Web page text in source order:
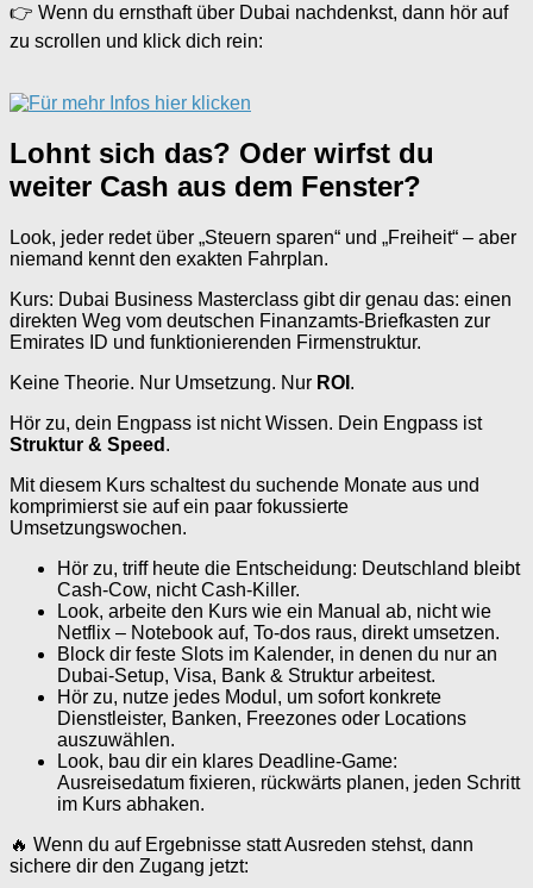
👉 Wenn du ernsthaft über Dubai nachdenkst, dann hör auf
zu scrollen und klick dich rein:
Lohnt sich das? Oder wirfst du
weiter Cash aus dem Fenster?
Look, jeder redet über „Steuern sparen“ und „Freiheit“ – aber
niemand kennt den exakten Fahrplan.
Kurs: Dubai Business Masterclass gibt dir genau das: einen
direkten Weg vom deutschen Finanzamts-Briefkasten zur
Emirates ID und funktionierenden Firmenstruktur.
Keine Theorie. Nur Umsetzung. Nur ROI .
Hör zu, dein Engpass ist nicht Wissen. Dein Engpass ist
Struktur & Speed .
Mit diesem Kurs schaltest du suchende Monate aus und
komprimierst sie auf ein paar fokussierte
Umsetzungswochen.
Hör zu, triff heute die Entscheidung: Deutschland bleibt
Cash-Cow, nicht Cash-Killer.
Look, arbeite den Kurs wie ein Manual ab, nicht wie
Netflix – Notebook auf, To-dos raus, direkt umsetzen.
Block dir feste Slots im Kalender, in denen du nur an
Dubai-Setup, Visa, Bank & Struktur arbeitest.
Hör zu, nutze jedes Modul, um sofort konkrete
Dienstleister, Banken, Freezones oder Locations
auszuwählen.
Look, bau dir ein klares Deadline-Game:
Ausreisedatum fixieren, rückwärts planen, jeden Schritt
im Kurs abhaken.
🔥 Wenn du auf Ergebnisse statt Ausreden stehst, dann
sichere dir den Zugang jetzt: